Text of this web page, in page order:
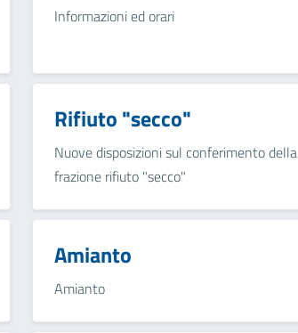
Informazioni ed orari
Rifiuto "secco"
Nuove disposizioni sul conferimento della
frazione rifiuto "secco"
Amianto
Amianto